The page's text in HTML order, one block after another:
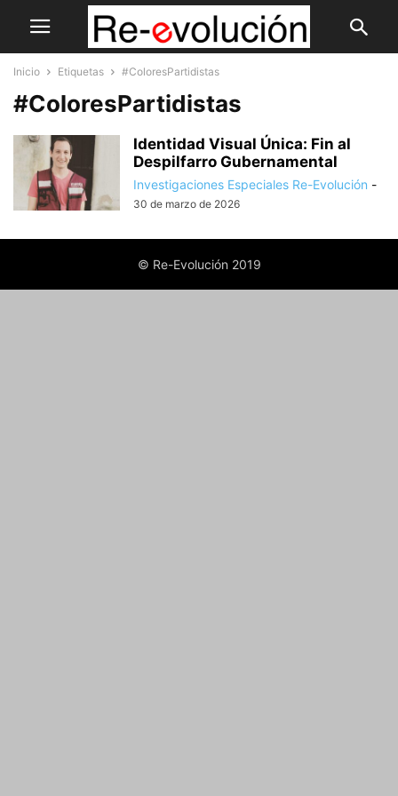
Inicio Etiquetas #ColoresPartidistas
#ColoresPartidistas
Identidad Visual Única: Fin al
Despilfarro Gubernamental
Investigaciones Especiales Re-Evolución -
30 de marzo de 2026
© Re-Evolución 2019